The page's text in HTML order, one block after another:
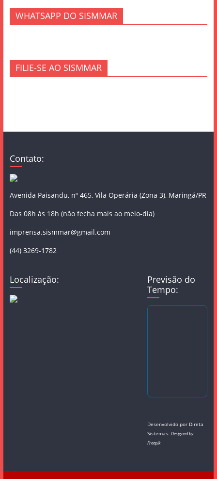
WHATSAPP DO SISMMAR
FILIE-SE AO SISMMAR
Contato:
Avenida Paisandu, nº 465, Vila Operária (Zona 3), Maringá/PR
Das 08h às 18h (não fecha mais ao meio-dia)
imprensa.sismmar@gmail.com
(44) 3269-1782
Localização:
Previsão do
Tempo:
Desenvolvido por Direta
Sistemas.Designed by
Freepik